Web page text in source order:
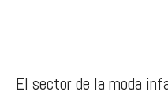
El sector de la moda